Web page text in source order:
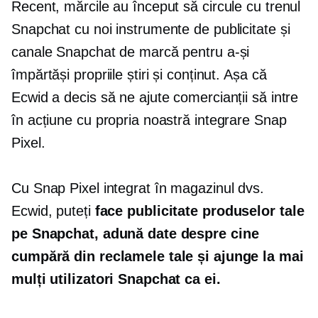
Recent, mărcile au început să circule cu trenul
Snapchat cu noi instrumente de publicitate și
canale Snapchat de marcă pentru a-și
împărtăși propriile știri și conținut. Așa că
Ecwid a decis să ne ajute comercianții să intre
în acțiune cu propria noastră integrare Snap
Pixel.
Cu Snap Pixel integrat în magazinul dvs.
Ecwid, puteți face publicitate produselor tale
pe Snapchat, adună date despre cine
cumpără din reclamele tale și ajunge la mai
mulți utilizatori Snapchat ca ei.